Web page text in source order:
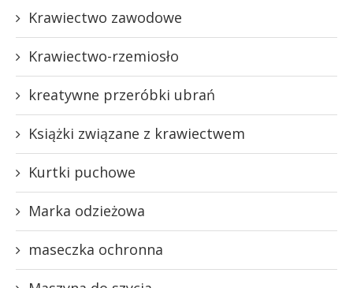
Krawiectwo zawodowe
Krawiectwo-rzemiosło
kreatywne przeróbki ubrań
Książki związane z krawiectwem
Kurtki puchowe
Marka odzieżowa
maseczka ochronna